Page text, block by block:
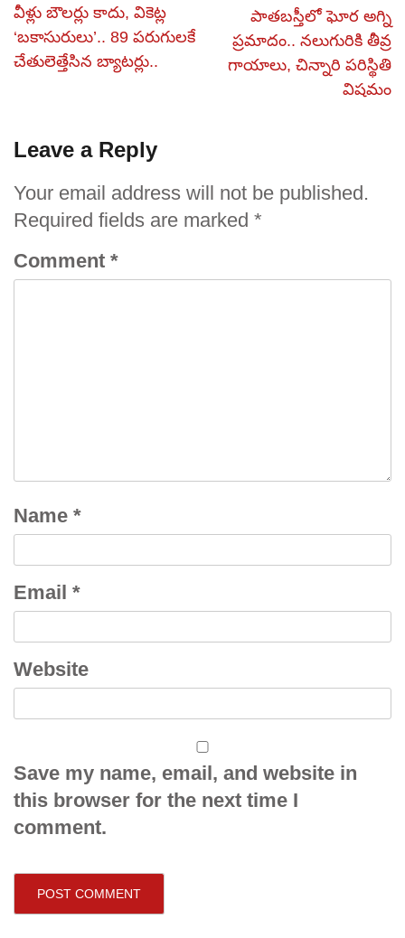
వీళ్లు బౌలర్లు కాదు, వికెట్ల
‘బకాసురులు’.. 89 పరుగులకే
చేతులెత్తేసిన బ్యాటర్లు..
పాతబస్తీలో ఘోర అగ్ని
ప్రమాదం.. నలుగురికి తీవ్ర
గాయాలు, చిన్నారి పరిస్థితి
విషమం
Leave a Reply
Your email address will not be published.
Required fields are marked *
Comment *
Name *
Email *
Website
Save my name, email, and website in
this browser for the next time I
comment.